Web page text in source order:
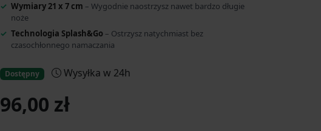
Wymiary 21 x 7 cm – Wygodnie naostrzysz nawet bardzo długie
noże
Technologia Splash&Go – Ostrzysz natychmiast bez
czasochłonnego namaczania
Dostępny Wysyłka w 24h
96,00 zł